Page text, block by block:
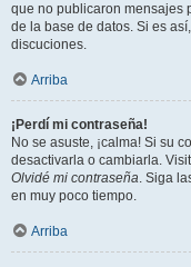
que no publicaron mensajes
de la base de datos. Si es
discuciones.
Arriba
¡Perdí mi contraseña!
No se asuste, ¡calma! Si su
desactivarla o cambiarla.
Olvidé mi contraseña. Siga
en muy poco tiempo.
Arriba